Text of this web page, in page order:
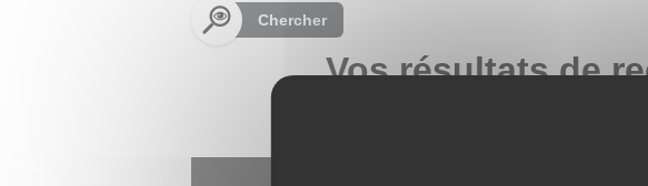
Chercher
Vos résultats de